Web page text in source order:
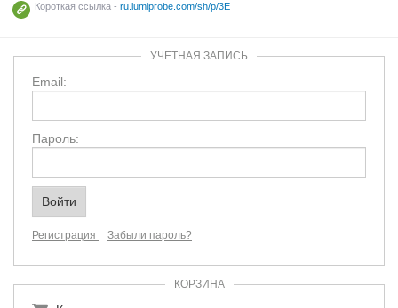
Короткая ссылка - ru.lumiprobe.com/sh/p/3E
УЧЕТНАЯ ЗАПИСЬ
Email:
Пароль:
Регистрация Забыли пароль?
КОРЗИНА